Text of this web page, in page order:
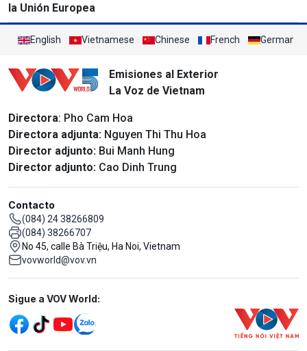
la Unión Europea
English Vietnamese Chinese French German
Emisiones al Exterior
La Voz de Vietnam
Directora: Pho Cam Hoa
Directora adjunta: Nguyen Thi Thu Hoa
Director adjunto: Bui Manh Hung
Director adjunto: Cao Dinh Trung
Contacto
(084) 24 38266809
(084) 38266707
No 45, calle Bà Triệu, Ha Noi, Vietnam
vovworld@vov.vn
Mạng xã hội
Sigue a VOV World: